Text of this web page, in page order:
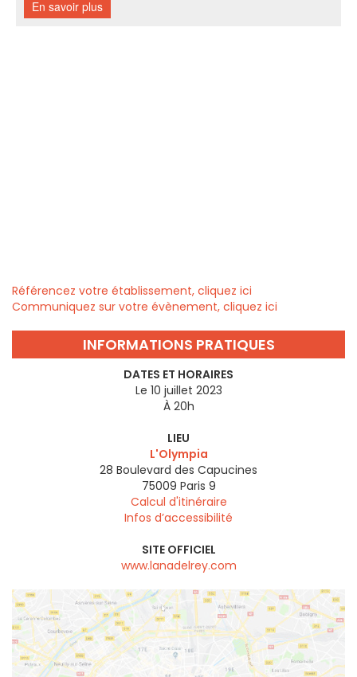
Référencez votre établissement, cliquez ici
Communiquez sur votre évènement, cliquez ici
INFORMATIONS PRATIQUES
DATES ET HORAIRES
Le 10 juillet 2023
À 20h
LIEU
L'Olympia
28 Boulevard des Capucines
75009 Paris 9
Calcul d'itinéraire
Infos d’accessibilité
SITE OFFICIEL
www.lanadelrey.com